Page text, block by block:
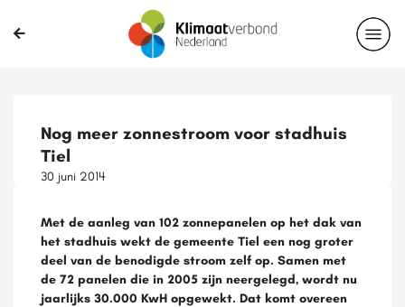
Nog meer zonnestroom voor stadhuis
Tiel
30 juni 2014
Met de aanleg van 102 zonnepanelen op het dak van
het stadhuis wekt de gemeente Tiel een nog groter
deel van de benodigde stroom zelf op. Samen met
de 72 panelen die in 2005 zijn neergelegd, wordt nu
jaarlijks 30.000 KwH opgewekt. Dat komt overeen